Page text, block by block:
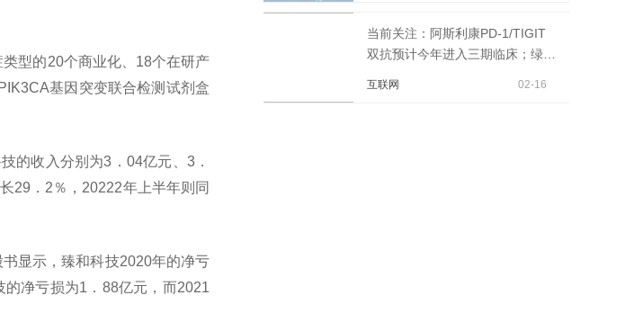
型的20个商业化、18个在研产
基因突变联合检测试剂盒
的收入分别为3．04亿元、3．
29．2％，20222年上半年则同
显示，臻和科技2020年的净亏
净亏损为1．88亿元，而2021
当前关注：阿斯利康PD-1/TIGIT
双抗预计今年进入三期临床；绿叶
互联网 02-16